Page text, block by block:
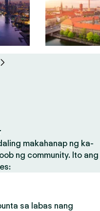
makahanap ng ka-
ng community. Ito ang
sa labas nang